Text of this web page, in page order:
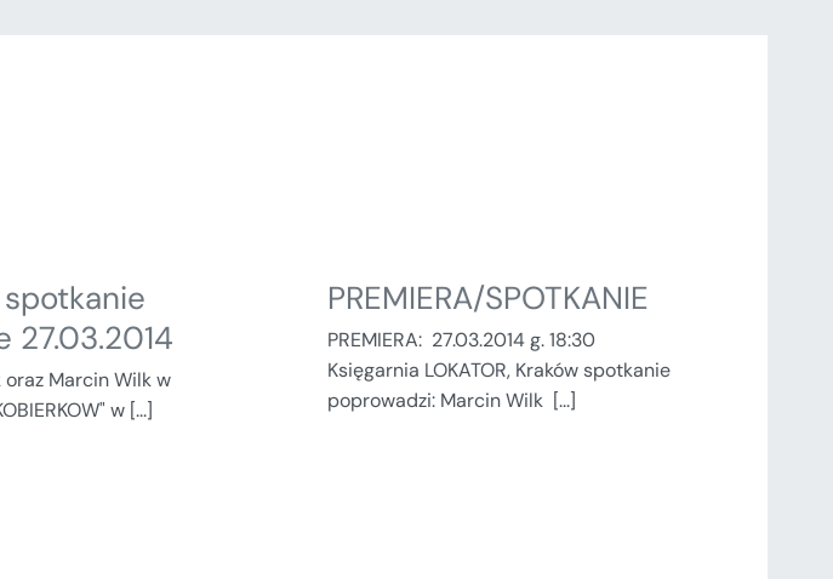
spotkanie
27.03.2014
Marcin Wilk w
w [...]
PREMIERA/SPOTKANIE
PREMIERA: 27.03.2014 g. 18:30
Księgarnia LOKATOR, Kraków spotkanie
poprowadzi: Marcin Wilk [...]